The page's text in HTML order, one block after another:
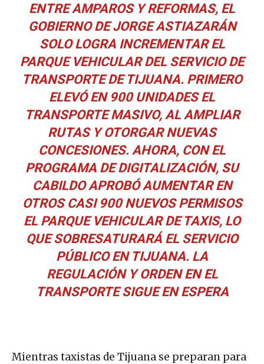
ENTRE AMPAROS Y REFORMAS, EL
GOBIERNO DE JORGE ASTIAZARÁN
SOLO LOGRA INCREMENTAR EL
PARQUE VEHICULAR DEL SERVICIO DE
TRANSPORTE DE TIJUANA. PRIMERO
ELEVÓ EN 900 UNIDADES EL
TRANSPORTE MASIVO, AL AMPLIAR
RUTAS Y OTORGAR NUEVAS
CONCESIONES. AHORA, CON EL
PROGRAMA DE DIGITALIZACIÓN, SU
CABILDO APROBÓ AUMENTAR EN
OTROS CASI 900 NUEVOS PERMISOS
EL PARQUE VEHICULAR DE TAXIS, LO
QUE SOBRESATURARÁ EL SERVICIO
PÚBLICO EN TIJUANA. LA
REGULACIÓN Y ORDEN EN EL
TRANSPORTE SIGUE EN ESPERA
Mientras taxistas de Tijuana se preparan para